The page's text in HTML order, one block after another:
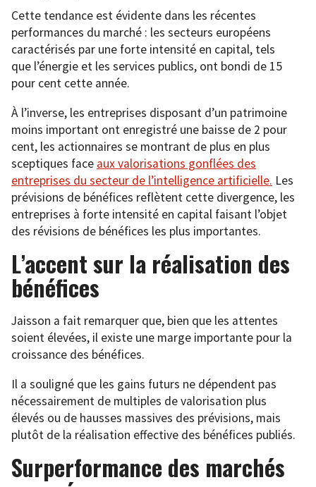
Cette tendance est évidente dans les récentes
performances du marché : les secteurs européens
caractérisés par une forte intensité en capital, tels
que l’énergie et les services publics, ont bondi de 15
pour cent cette année.
À l’inverse, les entreprises disposant d’un patrimoine
moins important ont enregistré une baisse de 2 pour
cent, les actionnaires se montrant de plus en plus
sceptiques face aux valorisations gonflées des
entreprises du secteur de l’intelligence artificielle. Les
prévisions de bénéfices reflètent cette divergence, les
entreprises à forte intensité en capital faisant l’objet
des révisions de bénéfices les plus importantes.
L’accent sur la réalisation des
bénéfices
Jaisson a fait remarquer que, bien que les attentes
soient élevées, il existe une marge importante pour la
croissance des bénéfices.
Il a souligné que les gains futurs ne dépendent pas
nécessairement de multiples de valorisation plus
élevés ou de hausses massives des prévisions, mais
plutôt de la réalisation effective des bénéfices publiés.
Surperformance des marchés